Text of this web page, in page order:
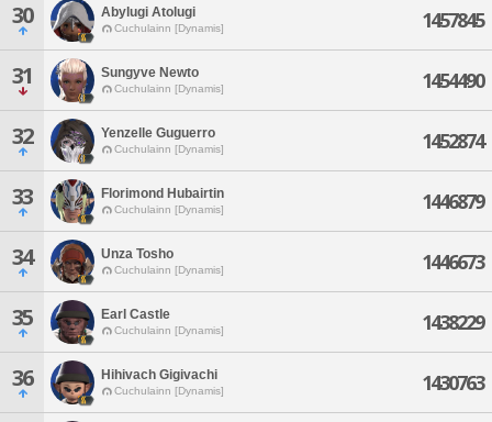
30 Abylugi Atolugi
Cuchulainn [Dynamis] 1457845
31 Sungyve Newto
Cuchulainn [Dynamis] 1454490
32 Yenzelle Guguerro
Cuchulainn [Dynamis] 1452874
33 Florimond Hubairtin
Cuchulainn [Dynamis] 1446879
34 Unza Tosho
Cuchulainn [Dynamis] 1446673
35 Earl Castle
Cuchulainn [Dynamis] 1438229
36 Hihivach Gigivachi
Cuchulainn [Dynamis] 1430763